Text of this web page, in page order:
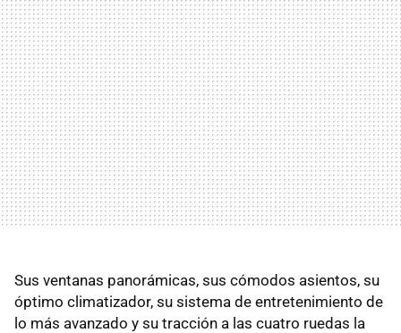
Sus ventanas panorámicas, sus cómodos asientos, su
óptimo climatizador, su sistema de entretenimiento de
lo más avanzado y su tracción a las cuatro ruedas la